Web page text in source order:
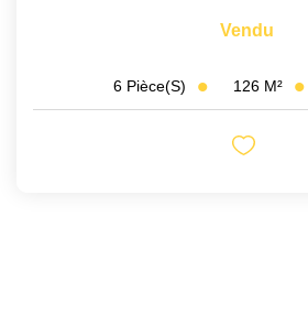
Vendu
6 Pièce(s) 126 M²